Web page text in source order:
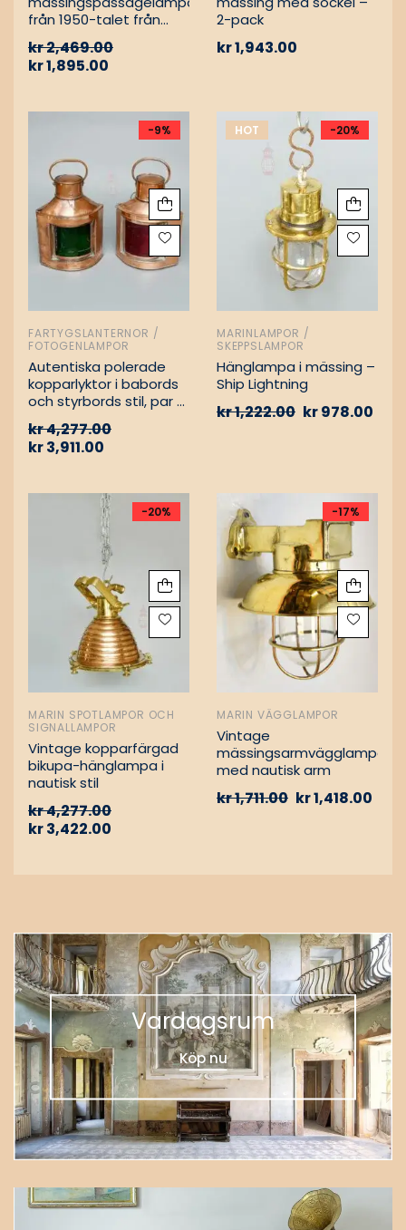
från 1950-talet från
kr2,469.00
kr1,895.00
2-pack
kr1,943.00
-9%
FARTYGSLANTERNOR /
FOTOGENLAMPOR
Autentiska polerade
kopparlyktor i babords
och styrbords stil, par –
oljelampor
kr4,277.00
kr3,911.00
HOT -20%
MARINLAMPOR /
SKEPPSLAMPOR
Hänglampa i mässing –
Ship Lightning
kr1,222.00 kr978.00
-20%
MARIN SPOTLAMPOR OCH
SIGNALLAMPOR
Vintage kopparfärgad
bikupa-hänglampa i
nautisk stil
kr4,277.00
kr3,422.00
-17%
MARIN VÄGGLAMPOR
Vintage
mässingsarmvägglampa
med nautisk arm
kr1,711.00 kr1,418.00
Vardagsrum
Köp nu